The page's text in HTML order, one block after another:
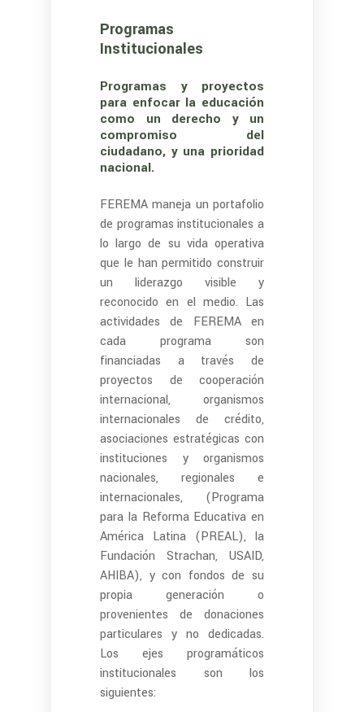
Programas
Institucionales
Programas y proyectos
para enfocar la educación
como un derecho y un
compromiso del
ciudadano, y una prioridad
nacional.
FEREMA maneja un portafolio
de programas institucionales a
lo largo de su vida operativa
que le han permitido construir
un liderazgo visible y
reconocido en el medio. Las
actividades de FEREMA en
cada programa son
financiadas a través de
proyectos de cooperación
internacional, organismos
internacionales de crédito,
asociaciones estratégicas con
instituciones y organismos
nacionales, regionales e
internacionales, (Programa
para la Reforma Educativa en
América Latina (PREAL), la
Fundación Strachan, USAID,
AHIBA), y con fondos de su
propia generación o
provenientes de donaciones
particulares y no dedicadas.
Los ejes programáticos
institucionales son los
siguientes: